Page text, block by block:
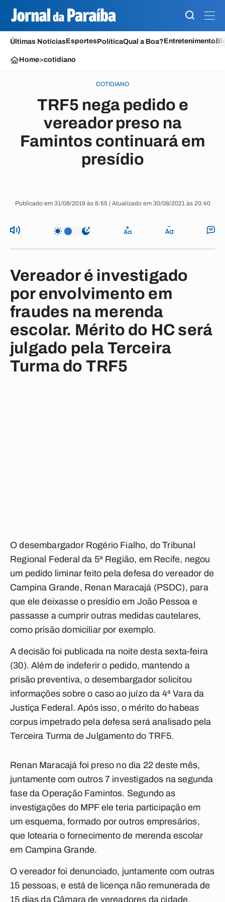
Últimas NotíciasEsportesPolíticaQual a Boa?Entretenimento
Home>cotidiano
COTIDIANO
TRF5 nega pedido e
vereador preso na
Famintos continuará em
presídio
Publicado em 31/08/2019 às 8:55 | Atualizado em 30/08/2021 às 20:40
Vereador é investigado
por envolvimento em
fraudes na merenda
escolar. Mérito do HC será
julgado pela Terceira
Turma do TRF5
O desembargador Rogério Fialho, do Tribunal
Regional Federal da 5ª Região, em Recife, negou
um pedido liminar feito pela defesa do vereador de
Campina Grande, Renan Maracajá (PSDC), para
que ele deixasse o presídio em João Pessoa e
passasse a cumprir outras medidas cautelares,
como prisão domiciliar por exemplo.
A decisão foi publicada na noite desta sexta-feira
(30). Além de indeferir o pedido, mantendo a
prisão preventiva, o desembargador solicitou
informações sobre o caso ao juízo da 4ª Vara da
Justiça Federal. Após isso, o mérito do habeas
corpus impetrado pela defesa será analisado pela
Terceira Turma de Julgamento do TRF5.
Renan Maracajá foi preso no dia 22 deste mês,
juntamente com outros 7 investigados na segunda
fase da Operação Famintos. Segundo as
investigações do MPF ele teria participação em
um esquema, formado por outros empresários,
que lotearia o fornecimento de merenda escolar
em Campina Grande.
O vereador foi denunciado, juntamente com outras
15 pessoas, e está de licença não remunerada de
15 dias da Câmara de vereadores da cidade.